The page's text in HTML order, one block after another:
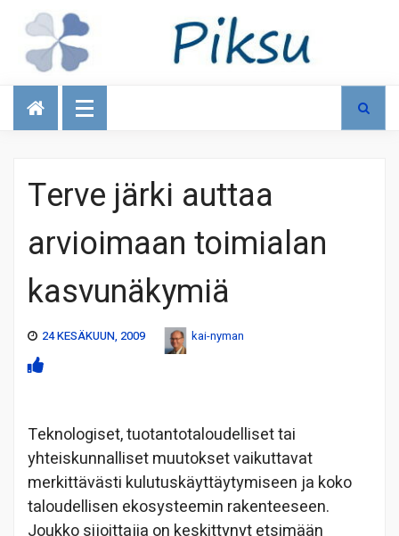
Talous
Terve järki auttaa
arvioimaan toimialan
kasvunäkymiä
24 KESÄKUUN, 2009 kai-nyman
Teknologiset, tuotantotaloudelliset tai
yhteiskunnalliset muutokset vaikuttavat
merkittävästi kulutuskäyttäytymiseen ja koko
taloudellisen ekosysteemin rakenteeseen.
Joukko sijoittajia on keskittynyt etsimään